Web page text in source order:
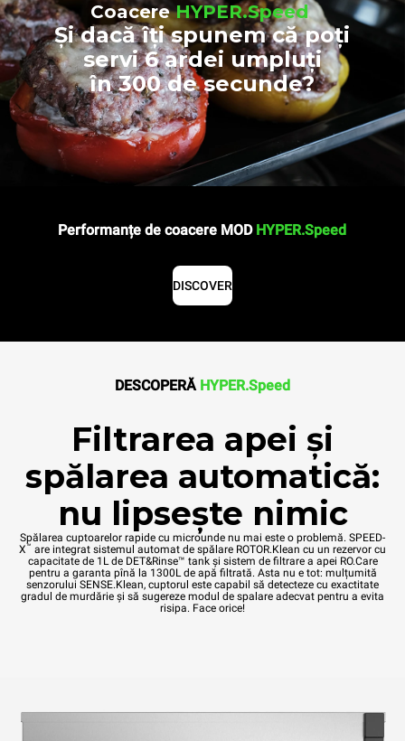
CoacereHYPER.Speed
Și dacă îți spunem că poți
servi 6 ardei umpluți
în 300 de secunde?
Performanțe de coacere MOD HYPER.Speed
DISCOVER
DESCOPERĂ HYPER.Speed
Filtrarea apei și
spălarea automatică:
nu lipsește nimic
Spălarea cuptoarelor rapide cu microunde nu mai este o problemă. SPEED-
X™ are integrat sistemul automat de spălare ROTOR.Klean cu un rezervor cu
capacitate de 1L de DET&Rinse™ tank și sistem de filtrare a apei RO.Care
pentru a garanta pînă la 1300L de apă filtrată. Asta nu e tot: mulțumită
senzorului SENSE.Klean, cuptorul este capabil să detecteze cu exactitate
gradul de murdărie și să sugereze modul de spalare adecvat pentru a evita
risipa. Face orice!